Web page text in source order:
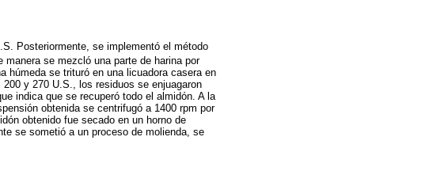
Posteriormente, se implementó el método
manera se mezcló una parte de harina por
húmeda se trituró en una licuadora casera en
y 270 U.S., los residuos se enjuagaron
indica que se recuperó todo el almidón. A la
obtenida se centrifugó a 1400 rpm por
obtenido fue secado en un horno de
se sometió a un proceso de molienda, se